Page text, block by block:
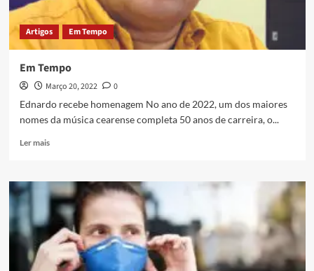
Artigos Em Tempo
Em Tempo
Março 20, 2022
0
Ednardo recebe homenagem No ano de 2022, um dos maiores
nomes da música cearense completa 50 anos de carreira, o...
Ler mais